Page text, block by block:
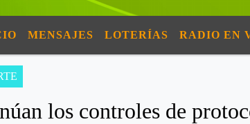
MENSAJES LOTERÍAS RADIO EN
los controles de